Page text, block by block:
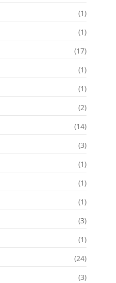
(1)
(1)
(17)
(1)
(1)
(2)
(14)
(3)
(1)
(1)
(1)
(3)
(1)
(24)
(3)